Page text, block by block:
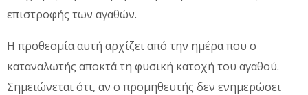
επιστροφής των αγαθών.
Η προθεσμία αυτή αρχίζει από την ημέρα που ο
καταναλωτής αποκτά τη φυσική κατοχή του αγαθού.
Σημειώνεται ότι, αν ο προμηθευτής δεν ενημερώσει